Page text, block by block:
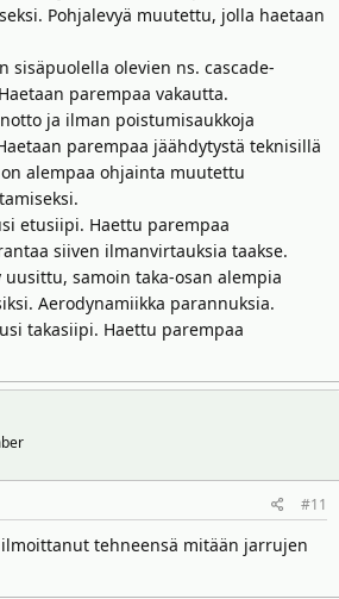
Pohjalevyä muutettu, jolla haetaan
sisäpuolella olevien ns. cascade-
parempaa vakautta.
ja ilman poistumisaukkoja
parempaa jäähdytystä teknisillä
alempaa ohjainta muutettu
etusiipi. Haettu parempaa
siiven ilmanvirtauksia taakse.
uusittu, samoin taka-osan alempia
Aerodynamiikka parannuksia.
takasiipi. Haettu parempaa
#11
tehneensä mitään jarrujen